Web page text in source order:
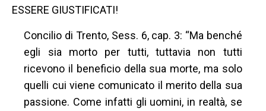
ESSERE GIUSTIFICATI!
Concilio di Trento, Sess. 6, cap. 3: “Ma benché
egli sia morto per tutti, tuttavia non tutti
ricevono il beneficio della sua morte, ma solo
quelli cui viene comunicato il merito della sua
passione. Come infatti gli uomini, in realtà, se